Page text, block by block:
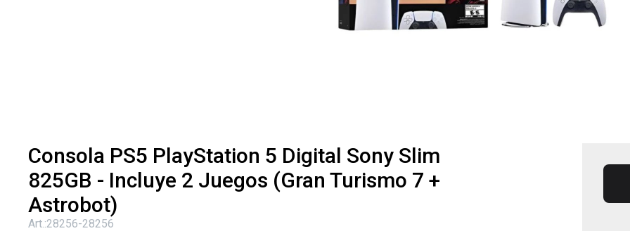
Consola PS5 PlayStation 5 Digital Sony Slim
825GB - Incluye 2 Juegos (Gran Turismo 7 +
Astrobot)
28256-28256